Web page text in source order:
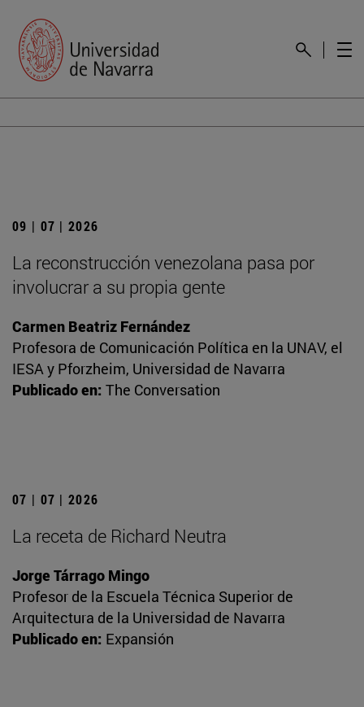
09 | 07 | 2026
La reconstrucción venezolana pasa por
involucrar a su propia gente
Carmen Beatriz Fernández
Profesora de Comunicación Política en la UNAV, el
IESA y Pforzheim, Universidad de Navarra
Publicado en: The Conversation
07 | 07 | 2026
La receta de Richard Neutra
Jorge Tárrago Mingo
Profesor de la Escuela Técnica Superior de
Arquitectura de la Universidad de Navarra
Publicado en: Expansión